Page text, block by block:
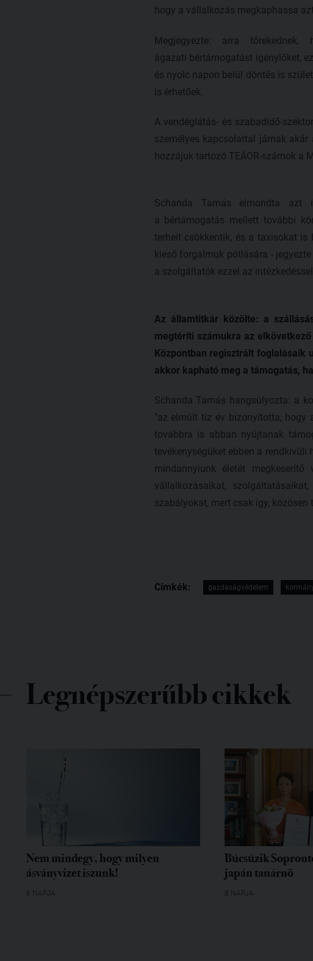
hogy a vállalkozás megkaphassa
Megjegyezte: arra
ágazati bértámogatást igénylőket,
és nyolc napon belül döntés is
is érhetőek.
A vendéglátás- és szabadidő-
személyes kapcsolattal járnak
hozzájuk tartozó TEÁOR-számok a
Schanda Tamás elmondta azt
a bértámogatás mellett további
terheit csökkentik, és a taxisokat
kieső forgalmuk pótlására -
a szolgáltatók ezzel az
Az államtitkár közölte: a
megtéríti számukra az
Központban regisztrált foglalásaik
akkor kapható meg a támogatás,
Schanda Tamás hangsúlyozta: a
"az elmúlt tíz év bizonyította, hogy
továbbra is abban nyújtanak
tevékenységüket ebben a rendkívüli
mindannyiunk életét
vállalkozásaikat,
szabályokat, mert csak így, közösen
Címkék: gazdaságvédelem
Legnépszerűbb cikkek
Nem mindegy, hogy milyen
ásványvizet iszunk!
6 NAPJA
Búcsúzik
japán tanárnő
8 NAPJA